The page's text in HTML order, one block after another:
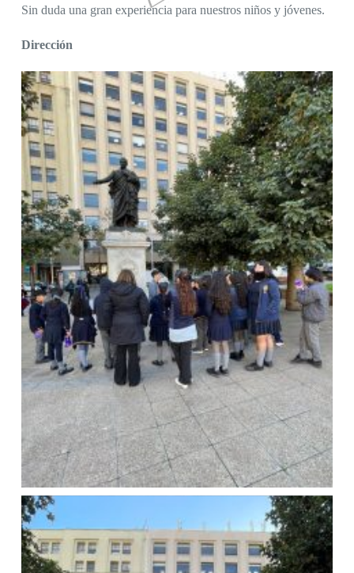
Sin duda una gran experiencia para nuestros niños y jóvenes.
Dirección